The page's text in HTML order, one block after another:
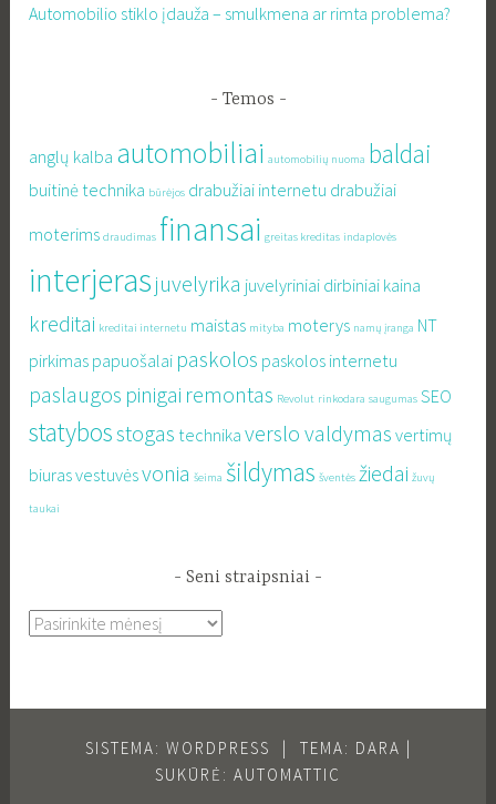
Automobilio stiklo įdauža – smulkmena ar rimta problema?
Temos
anglų kalba automobiliai automobilių nuoma baldai
buitinė technika būrėjos drabužiai internetu drabužiai
moterims draudimas finansai greitas kreditas indaplovės
interjeras juvelyrika juvelyriniai dirbiniai kaina
kreditai kreditai internetu maistas mityba moterys namų įranga NT
pirkimas papuošalai paskolos paskolos internetu
paslaugos pinigai remontas Revolut rinkodara saugumas SEO
statybosstogas technika verslo valdymas vertimų
biurasvestuvėsvonia šeima šildymas šventės žiedai žuvų
taukai
Seni straipsniai
Seni
SISTEMA: WORDPRESS |
TEMA: DARA |
SUKŪRĖ: AUTOMATTIC